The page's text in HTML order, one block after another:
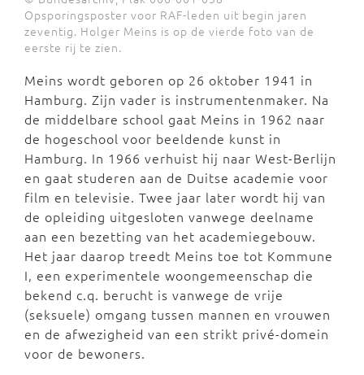
Opsporingsposter voor RAF-leden uit begin jaren
zeventig. Holger Meins is op de vierde foto van de
eerste rij te zien.
Meins wordt geboren op 26 oktober 1941 in
Hamburg. Zijn vader is instrumentenmaker. Na
de middelbare school gaat Meins in 1962 naar
de hogeschool voor beeldende kunst in
Hamburg. In 1966 verhuist hij naar West-Berlijn
en gaat studeren aan de Duitse academie voor
film en televisie. Twee jaar later wordt hij van
de opleiding uitgesloten vanwege deelname
aan een bezetting van het academiegebouw.
Het jaar daarop treedt Meins toe tot Kommune
I, een experimentele woongemeenschap die
bekend c.q. berucht is vanwege de vrije
(seksuele) omgang tussen mannen en vrouwen
en de afwezigheid van een strikt privé-domein
voor de bewoners.